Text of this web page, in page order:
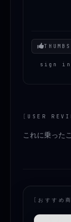
Your mood
sign
USER
これに乗った
おすすめ